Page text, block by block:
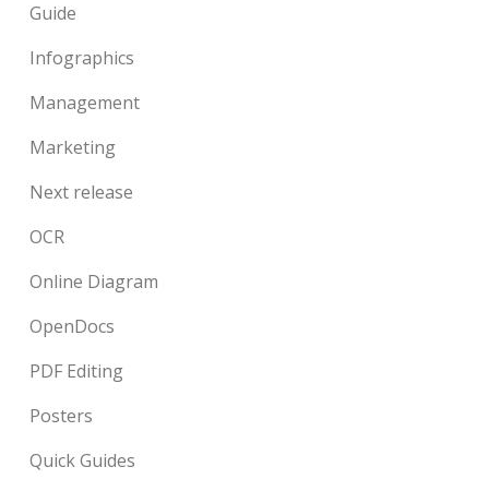
Guide
Infographics
Management
Marketing
Next release
OCR
Online Diagram
OpenDocs
PDF Editing
Posters
Quick Guides